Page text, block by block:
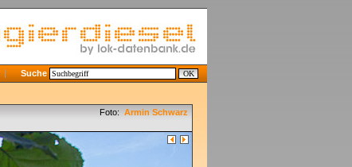
Suche
Foto: Armin Schwarz